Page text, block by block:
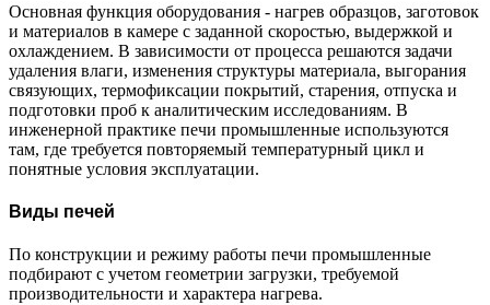
Основная функция оборудования - нагрев образцов, заготовок
и материалов в камере с заданной скоростью, выдержкой и
охлаждением. В зависимости от процесса решаются задачи
удаления влаги, изменения структуры материала, выгорания
связующих, термофиксации покрытий, старения, отпуска и
подготовки проб к аналитическим исследованиям. В
инженерной практике печи промышленные используются
там, где требуется повторяемый температурный цикл и
понятные условия эксплуатации.
Виды печей
По конструкции и режиму работы печи промышленные
подбирают с учетом геометрии загрузки, требуемой
производительности и характера нагрева.